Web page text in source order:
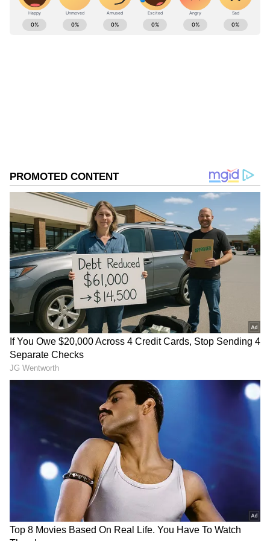
ABOUT THE AUTHOR
DOWNLOAD APP
(Business Ideas in Tamil)
(Banking News) , நிதி, இந்திய
பொருளாதாரம் , உலக சந்தை, பங்கு
சந்தை, முதலீடு உள்ளிட்ட பல்வேறு
தகவல்கள் மற்றும் சமீபத்திய நிதி
செய்திகள் அனைத்தையும் ஏஷ்யாநெட்
தமிழ் நியூஸில் படிக்கலாம்.